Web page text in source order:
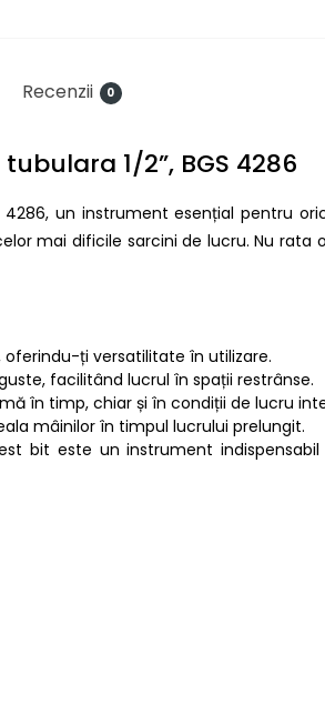
Recenzii 0
1/2”, BGS 4286
un instrument esențial pentru
mai dificile sarcini de lucru. Nu rata
ți versatilitate în utilizare.
facilitând lucrul în spații restrânse.
în timp, chiar și în condiții de lucru
mâinilor în timpul lucrului prelungit.
bit este un instrument